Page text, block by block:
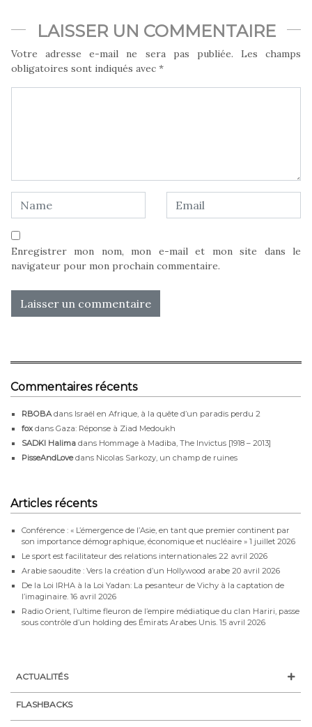
LAISSER UN COMMENTAIRE
Votre adresse e-mail ne sera pas publiée.
Les champs
obligatoires sont indiqués avec *
Enregistrer mon nom, mon e-mail et mon site dans le
navigateur pour mon prochain commentaire.
Commentaires récents
RBOBA dans Israël en Afrique, à la quête d’un paradis perdu 2
fox dans Gaza: Réponse à Ziad Medoukh
SADKI Halima dans Hommage à Madiba, The Invictus [1918 – 2013]
PisseAndLovedans Nicolas Sarkozy, un champ de ruines
Articles récents
Conférence : « L’émergence de l’Asie, en tant que premier continent par
son importance démographique, économique et nucléaire » 1 juillet 2026
Le sport est facilitateur des relations internationales 22 avril 2026
Arabie saoudite : Vers la création d’un Hollywood arabe 20 avril 2026
De la Loi IRHA à la Loi Yadan: La pesanteur de Vichy à la captation de
l’imaginaire. 16 avril 2026
Radio Orient, l’ultime fleuron de l’empire médiatique du clan Hariri, passe
sous contrôle d’un holding des Émirats Arabes Unis. 15 avril 2026
ACTUALITÉS
FLASHBACKS